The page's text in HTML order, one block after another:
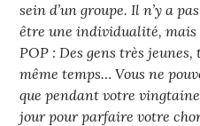
sein d’un groupe. Il n’y a
être une individualité, mais
POP : Des gens très
même temps… Vous ne
que pendant votre
jour pour parfaire votre